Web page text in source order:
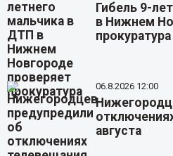
Гибель 9-
в Нижнем
прокуратура
06.8.2026 12:00
августа